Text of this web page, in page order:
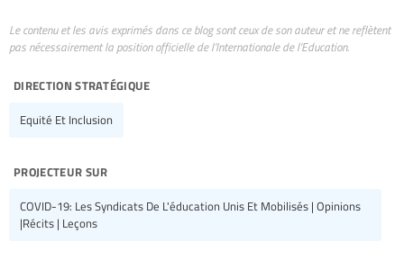
Le contenu et les avis exprimés dans ce blog sont ceux de son auteur et ne reflètent
pas nécessairement la position officielle de l’Internationale de l’Education.
direction stratégique
Equité Et Inclusion
projecteur sur
COVID-19: Les Syndicats De L'éducation Unis Et Mobilisés | Opinions
|Récits | Leçons